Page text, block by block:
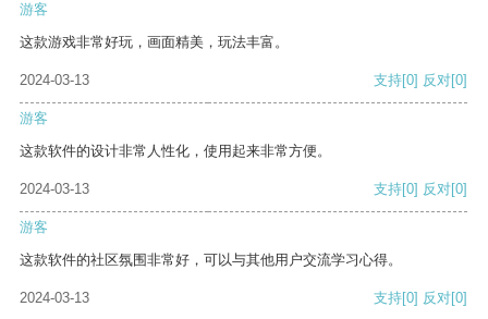
游客
这款游戏非常好玩，画面精美，玩法丰富。
2024-03-13 支持[0] 反对[0]
游客
这款软件的设计非常人性化，使用起来非常方便。
2024-03-13 支持[0] 反对[0]
游客
这款软件的社区氛围非常好，可以与其他用户交流学习心得。
2024-03-13 支持[0] 反对[0]